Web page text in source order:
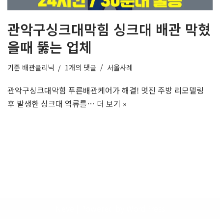
관악구싱크대막힘 싱크대 배관 막혔
을때 뚫는 업체
기준 배관클리닉 1개의 댓글 서울사례
관악구싱크대막힘 푸른배관케어가 해결! 멋진 주방 리모델링
후 발생한 싱크대 역류를… 더 보기 »